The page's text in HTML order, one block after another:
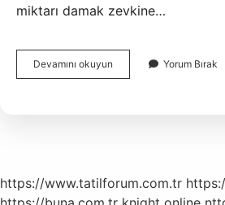
miktarı damak zevkine…
Devamını okuyun
Yemeğine
Yorum Bırak
https://www.tatilforum.com.tr